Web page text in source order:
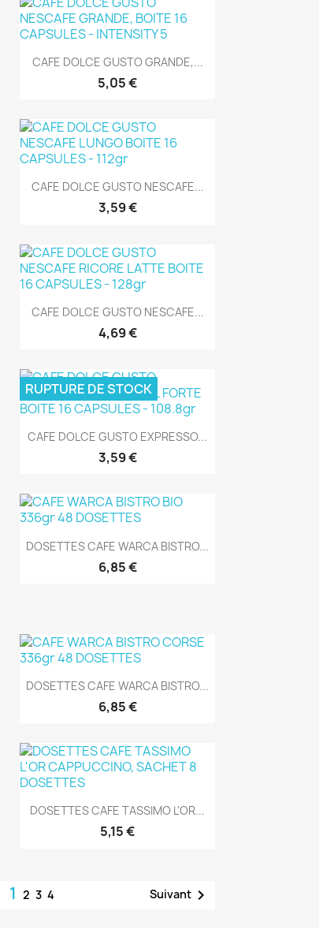
Aperçu rapide
CAFE DOLCE GUSTO GRANDE,...
5,05 €
Aperçu rapide
CAFE DOLCE GUSTO NESCAFE...
3,59 €
Aperçu rapide
CAFE DOLCE GUSTO NESCAFE...
4,69 €
Aperçu rapide
CAFE DOLCE GUSTO EXPRESSO...
3,59 €
RUPTURE DE STOCK
Aperçu rapide
DOSETTES CAFE WARCA BISTRO...
6,85 €
Aperçu rapide
DOSETTES CAFE WARCA BISTRO...
6,85 €
Aperçu rapide
DOSETTES CAFE TASSIMO L'OR...
5,15 €
1 2 3 4 Suivant